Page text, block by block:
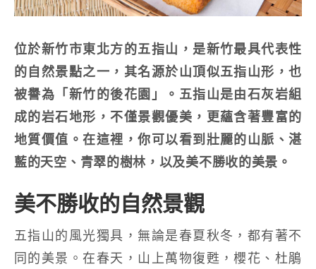
位於新竹市東北方的五指山，是新竹最具代表性
的自然景點之一，其名源於山頂似五指山形，也
被譽為「新竹的後花園」。五指山是由石灰岩組
成的岩石地形，不僅景觀優美，更蘊含著豐富的
地質價值。在這裡，你可以看到壯麗的山脈、湛
藍的天空、青翠的樹林，以及美不勝收的美景。
美不勝收的自然景觀
五指山的風光獨具，無論是春夏秋冬，都有著不
同的美景。在春天，山上萬物復甦，櫻花、杜鵑